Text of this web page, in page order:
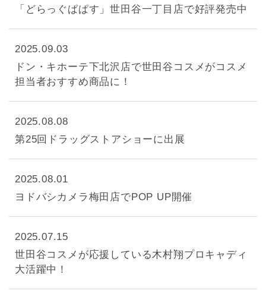
「どらっぐぱぱす」世田谷一丁目店で好評発売中
2025.09.03
ドン・キホーテ下北沢店で世田谷コスメがコスメ
担当者おすすめ商品に！
2025.08.08
第25回ドラッグストアショーに出展
2025.08.01
ヨドバシカメラ梅田店でPOP UP開催
2025.07.15
世田谷コスメが応援している木村翔プロキャディ
大活躍中！